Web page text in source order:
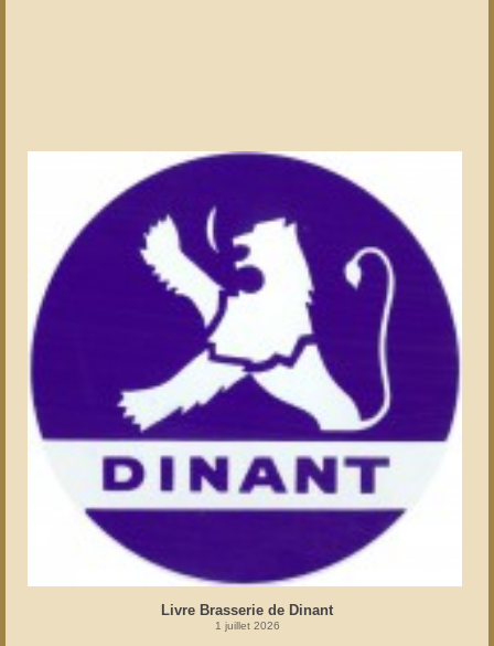
Livre Brasserie de Dinant
1 juillet 2026